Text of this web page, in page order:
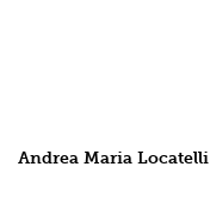
Andrea Maria Locatelli